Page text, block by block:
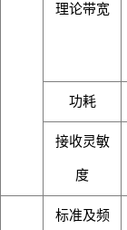
理论带宽
功耗
接收灵敏
度
标准及频